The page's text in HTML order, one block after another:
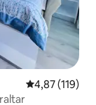
4,87 ud af 5 i
4,87 (119)